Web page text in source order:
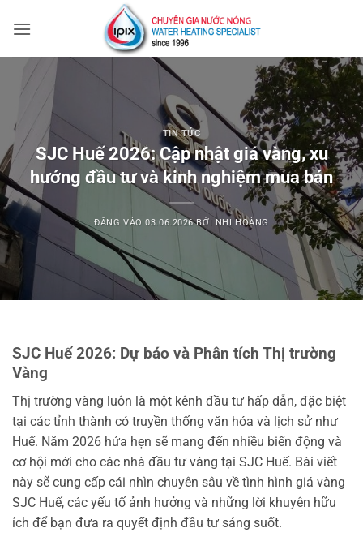
qua
TIN TỨC
SJC Huế 2026: Cập nhật giá vàng, xu
hướng đầu tư và kinh nghiệm mua bán
ĐĂNG VÀO03.06.2026 BỞI NHI HOÀNG
SJC Huế 2026: Dự báo và Phân tích Thị trường
Vàng
Thị trường vàng luôn là một kênh đầu tư hấp dẫn, đặc biệt
tại các tỉnh thành có truyền thống văn hóa và lịch sử như
Huế. Năm 2026 hứa hẹn sẽ mang đến nhiều biến động và
cơ hội mới cho các nhà đầu tư vàng tại SJC Huế. Bài viết
này sẽ cung cấp cái nhìn chuyên sâu về tình hình giá vàng
SJC Huế, các yếu tố ảnh hưởng và những lời khuyên hữu
ích để bạn đưa ra quyết định đầu tư sáng suốt.